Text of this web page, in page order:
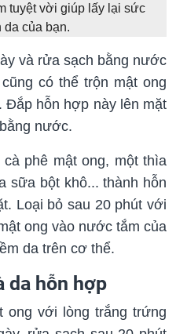
tuyệt vời giúp lấy lại sức
da của bạn.
và rửa sạch bằng nước
có thể trộn mật ong
hỗn hợp này lên mặt
nước.
phê mật ong, một thìa
sữa bột khô... thành hỗn
Loại bỏ sau 20 phút với
ong vào nước tắm của
da trên cơ thể.
da hỗn hợp
với lòng trắng trứng